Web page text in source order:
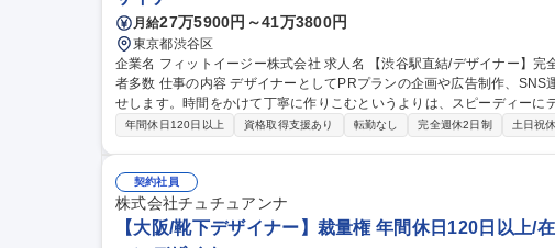
月給27万5900円～41万3800円
東京都渋谷区
企業名 フィットイージー株式会社 求人名 【渋谷駅直結/デザイナー】完全土日祝休み/東証プライム上場/中途入社
者多数 仕事の内容 デザイナーとしてPRプランの企画や広告制作、SNS運用など、スキルや経験にあわせてお任
せします。時間をかけて丁寧に作りこむというよりは、スピーディーに
お仕事です。 ■PRプランの企画・実行 ■デザイン企画・制作・ディレクション ■SNS運用 など 広告部門は、男女
者多数
年間休日120日以上 資格取得支援あり 転勤なし 完全週休2日制 土日祝
契約社員
株式会社チュチュアンナ
【大阪/靴下デザイナー】裁量権 年間休日120日以上/